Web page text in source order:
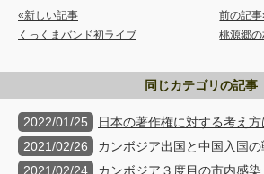
«新しい記事
くっくまバンド初ライブ
前の記
桃源郷
同じカテゴリの記事
2022/01/25
日本の著作権に対する考え方
2021/02/26
カンボジア出国と中国入国
2021/02/24
カンボジア３度目の市内感染